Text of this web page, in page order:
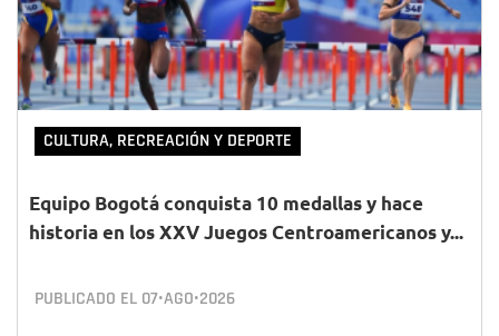
CULTURA, RECREACIÓN Y DEPORTE
Equipo Bogotá conquista 10 medallas y hace
historia en los XXV Juegos Centroamericanos y...
PUBLICADO EL 07•AGO•2026